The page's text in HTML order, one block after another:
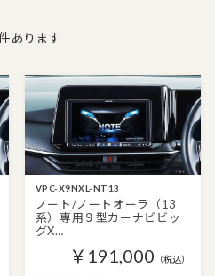
あります
VPC-X9NXL-NT13
ノート/ノートオーラ（13
系）専用９型カーナビビッ
グX…
￥191,000 （税込）